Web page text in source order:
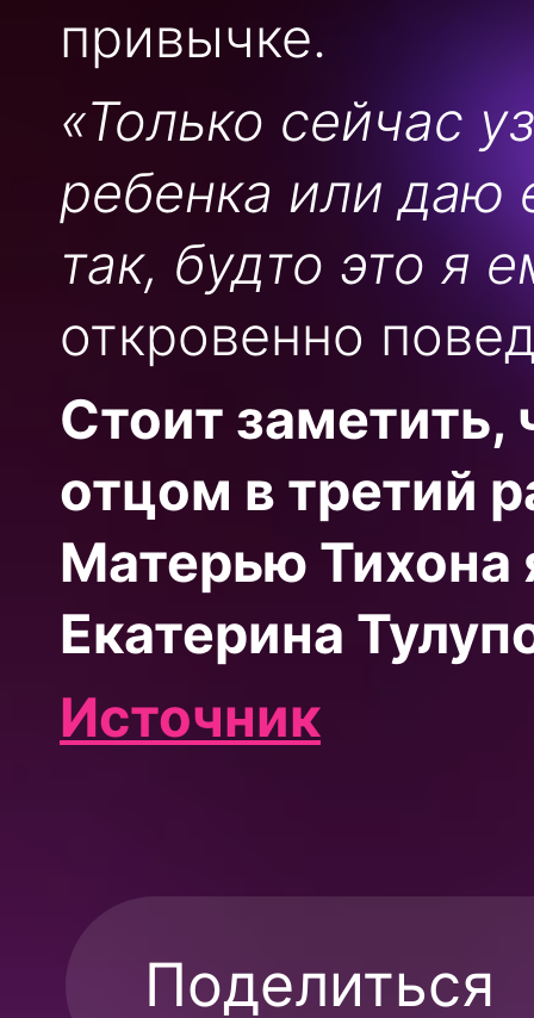
привычке.
«Только сейчас
ребенка или даю
так, будто это я
откровенно
Стоит
отцом в третий
Матерью Тихона
Екатерина
Источник
Поделиться